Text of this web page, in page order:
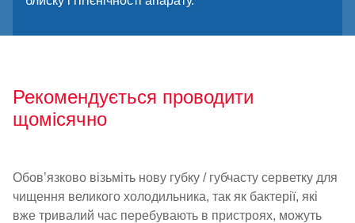
Рекомендується проводити
щомісячно
Обов’язково візьміть нову губку / губчасту серветку для
чищення великого холодильника, так як бактерії, які
вже тривалий час перебувають в пристроях, можуть